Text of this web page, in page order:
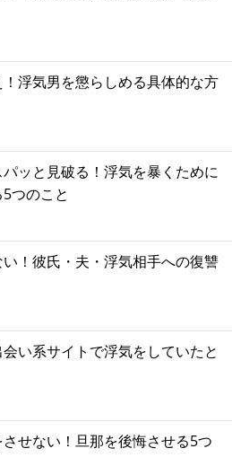
浮気男を懲らしめる具体的な方
ッと見破る！浮気を暴くために
つのこと
！彼氏・夫・浮気相手への復讐
い系サイトで浮気をしていたと
せない！旦那を後悔させる5つ